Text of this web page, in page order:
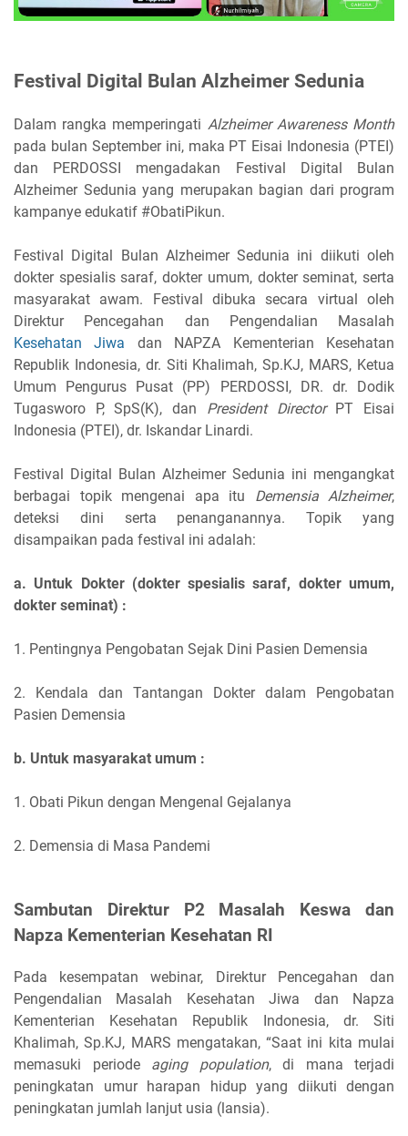
Festival Digital Bulan Alzheimer Sedunia
Dalam rangka memperingati Alzheimer Awareness Month
pada bulan September ini, maka PT Eisai Indonesia (PTEI)
dan PERDOSSI mengadakan Festival Digital Bulan
Alzheimer Sedunia yang merupakan bagian dari program
kampanye edukatif #ObatiPikun.
Festival Digital Bulan Alzheimer Sedunia ini diikuti oleh
dokter spesialis saraf, dokter umum, dokter seminat, serta
masyarakat awam. Festival dibuka secara virtual oleh
Direktur Pencegahan dan Pengendalian Masalah
Kesehatan Jiwa dan NAPZA Kementerian Kesehatan
Republik Indonesia, dr. Siti Khalimah, Sp.KJ, MARS, Ketua
Umum Pengurus Pusat (PP) PERDOSSI, DR. dr. Dodik
Tugasworo P, SpS(K), dan President DirectorPT Eisai
Indonesia (PTEI), dr. Iskandar Linardi.
Festival Digital Bulan Alzheimer Sedunia ini mengangkat
berbagai topik mengenai apa itu Demensia Alzheimer,
deteksi dini serta penanganannya. Topik yang
disampaikan pada festival ini adalah:
a. Untuk Dokter (dokter spesialis saraf, dokter umum,
dokter seminat) :
1. Pentingnya Pengobatan Sejak Dini Pasien Demensia
2. Kendala dan Tantangan Dokter dalam Pengobatan
Pasien Demensia
b. Untuk masyarakat umum :
1. Obati Pikun dengan Mengenal Gejalanya
2. Demensia di Masa Pandemi
Sambutan Direktur P2 Masalah Keswa dan
Napza Kementerian Kesehatan RI
Pada kesempatan webinar, Direktur Pencegahan dan
Pengendalian Masalah Kesehatan Jiwa dan Napza
Kementerian Kesehatan Republik Indonesia, dr. Siti
Khalimah, Sp.KJ, MARS mengatakan, “Saat ini kita mulai
memasuki periodeaging population, di mana terjadi
peningkatan umur harapan hidup yang diikuti dengan
peningkatan jumlah lanjut usia (lansia).